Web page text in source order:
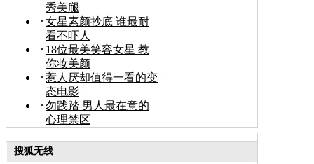
秀美腿
女星素颜抄底 谁最耐
看不吓人
18位最美笑容女星 教
你妆美颜
惹人厌却值得一看的变
态电影
勿践踏 男人最在意的
心理禁区
搜狐无线